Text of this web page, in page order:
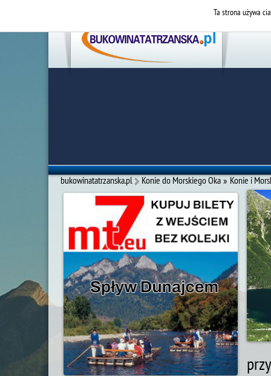
bukowinatatrzanska.pl Konie do Morskiego Oka » Konie i
Ta strona używa